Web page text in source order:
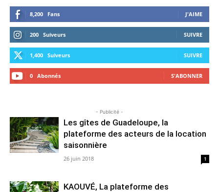
8,200 Fans J'AIME
200 Suiveurs SUIVRE
1,400 Suiveurs SUIVRE
0 Abonnés S'ABONNER
- Publicité -
Les gîtes de Guadeloupe, la
plateforme des acteurs de la location
saisonnière
26 juin 2018 1
KAOUVÉ, La plateforme des